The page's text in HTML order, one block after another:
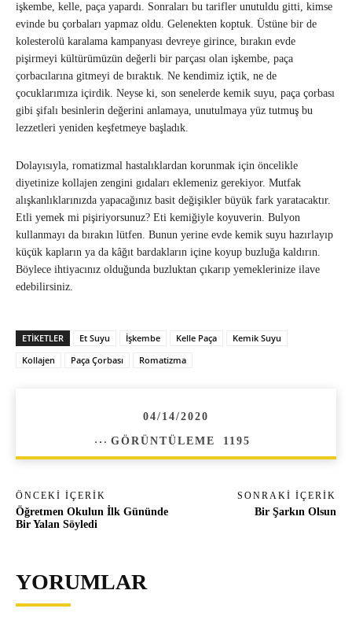
işkembe, kelle, paça yapardı. Sonraları bu tarifler unutuldu gitti, kimse
evinde bu çorbaları yapmaz oldu. Gelenekten koptuk. Üstüne bir de
kolesterolü karalama kampanyası devreye girince, bırakın evde
pişirmeyi kültürümüzün değerli bir parçası olan işkembe, paça
çorbacılarına gitmeyi de bıraktık. Ne kendimiz içtik, ne de
çocuklarımıza içirdik. Neyse ki, son senelerde kemik suyu, paça çorbası
gibi şifalı besinlerin değerini anlamaya, unutulmaya yüz tutmuş bu
lezzetleri yeniden keşfetmeye başladık.
Dolayısıyla, romatizmal hastalıklardan korunmak için öncelikle
diyetinize kollajen zengini gıdaları eklemeniz gerekiyor. Mutfak
alışkanlıklarınızda yapacağınız basit değişikler büyük fark yaratacaktır.
Etli yemek mi pişiriyorsunuz? Eti kemiğiyle koyuverin. Bulyon
kullanmayı da bırakın lütfen. Bunun yerine evde kemik suyu hazırlayıp
küçük kapların ya da kâğıt bardakların içine koyup buzluğa kaldırın.
Böylece ihtiyacınız olduğunda buzluktan çıkarıp yemeklerinize ilave
edebilirsiniz.
ETIKETLER Et Suyu İşkembe Kelle Paça
Kemik Suyu
Kollajen
Paça Çorbası Romatizma
04/14/2020
GÖRÜNTÜLEME 1195
ÖNCEKI İÇERIK
Öğretmen Okulun İlk Gününde
Bir Yalan Söyledi
SONRAKI İÇERIK
Bir Şarkın Olsun
YORUMLAR